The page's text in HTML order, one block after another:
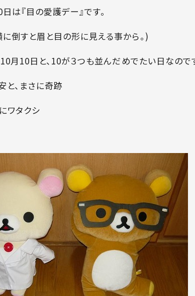
は『目の愛護デー』です。
に倒すと眉と目の形に見える事から。)
月10日と、10が３つも並んだめでたい日なの
と、まさに奇跡
ワタクシ